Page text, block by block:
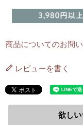
商品についてのお問
レビューを書く
欲し